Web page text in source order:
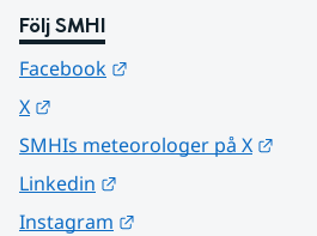
Följ SMHI
Facebook
X
SMHIs meteorologer på X
Linkedin
Instagram